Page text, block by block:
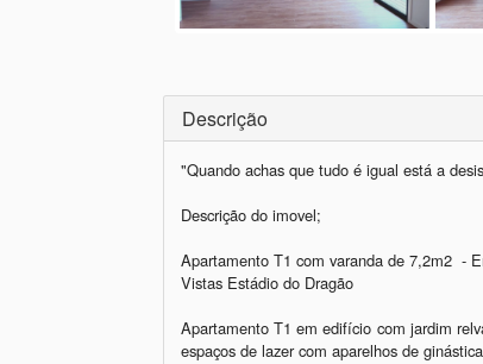
Descrição
"Quando achas que tudo é igual está a
Descrição do imovel;
Apartamento T1 com varanda de 7,2m2  -
Vistas Estádio do Dragão
Apartamento T1 em edifício com jardim
espaços de lazer com aparelhos de